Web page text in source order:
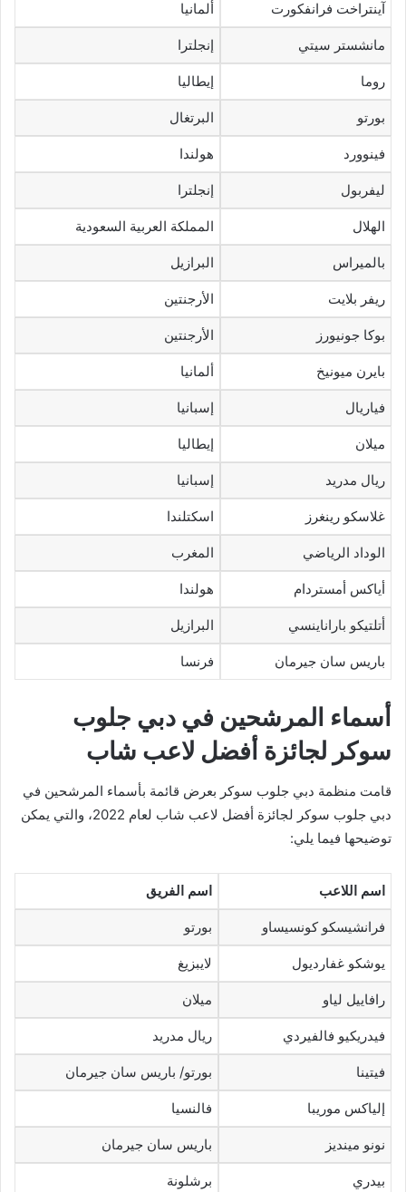
آينتراخت فرانفكورت ألمانيا
مانشستر سيتي إنجلترا
روما إيطاليا
بورتو البرتغال
فينوورد هولندا
ليفربول إنجلترا
الهلال المملكة العربية السعودية
بالميراس البرازيل
ريفر بلايت الأرجنتين
بوكا جونيورز الأرجنتين
بايرن ميونيخ ألمانيا
فياريال إسبانيا
ميلان إيطاليا
ريال مدريد إسبانيا
غلاسكو رينغرز اسكتلندا
الوداد الرياضي المغرب
أياكس أمستردام هولندا
أتلتيكو باراناينسي البرازيل
باريس سان جيرمان فرنسا
أسماء المرشحين في دبي جلوب
سوكر لجائزة أفضل لاعب شاب
قامت منظمة دبي جلوب سوكر بعرض قائمة بأسماء المرشحين في
دبي جلوب سوكر لجائزة أفضل لاعب شاب لعام 2022، والتي يمكن
توضيحها فيما يلي:
اسم اللاعب اسم الفريق
فرانشيسكو كونسيساو بورتو
يوشكو غفارديول لايبزيغ
رافاييل لياو ميلان
فيدريكيو فالفيردي ريال مدريد
فيتينا بورتو/ باريس سان جيرمان
إلياكس موريبا فالنسيا
نونو مينديز باريس سان جيرمان
بيدري برشلونة